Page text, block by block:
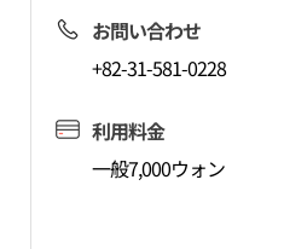
お問い合わせ
+82-31-581-0228
利用料金
一般7,000ウォン